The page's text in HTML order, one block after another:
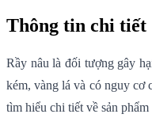
Thông tin chi tiết
Rầy nâu là đối tượng gây
kém, vàng lá và có nguy cơ
tìm hiểu chi tiết về sản